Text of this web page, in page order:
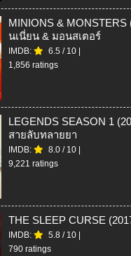
MINIONS & MONSTERS
นเนี่ยน & มอนสเตอร์
IMDB: 6.5 / 10
1,856 ratings
LEGENDS SEASON 1
สายลับทลายยา
IMDB: 8.0 / 10
9,221 ratings
THE SLEEP CURSE
IMDB: 5.8 / 10
790 ratings